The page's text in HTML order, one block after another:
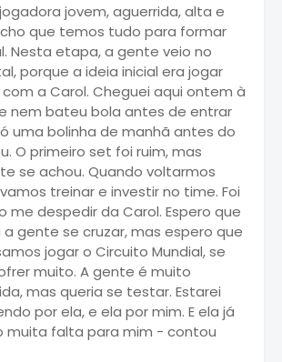
jovem, aguerrida, alta e
que temos tudo para formar
Nesta etapa, a gente veio no
porque a ideia inicial era jogar
a Carol. Cheguei aqui ontem à
nem bateu bola antes de entrar
uma bolinha de manhã antes do
O primeiro set foi ruim, mas
se achou. Quando voltarmos
treinar e investir no time. Foi
me despedir da Carol. Espero que
gente se cruzar, mas espero que
jogar o Circuito Mundial, se
muito. A gente é muito
mas queria se testar. Estarei
por ela, e ela por mim. E ela já
muita falta para mim - contou